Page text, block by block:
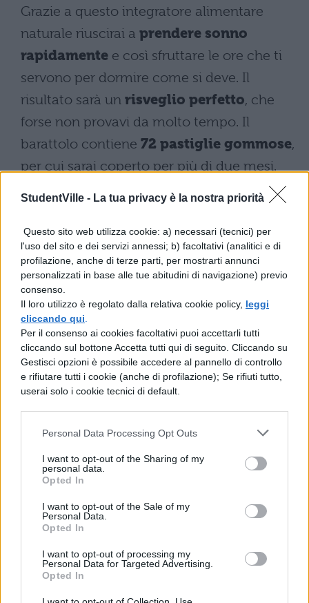
StudentVille - La tua privacy è la nostra priorità
Questo sito web utilizza cookie: a) necessari (tecnici) per
l'uso del sito e dei servizi annessi; b) facoltativi (analitici e di
profilazione, anche di terze parti, per mostrarti annunci
personalizzati in base alle tue abitudini di navigazione) previo
consenso.
Il loro utilizzo è regolato dalla relativa cookie policy, leggi
cliccando qui
Per il consenso ai cookies facoltativi puoi accettarli tutti
cliccando sul bottone Accetta tutti qui di seguito. Cliccando su
Gestisci opzioni è possibile accedere al pannello di controllo
e rifiutare tutti i cookie (anche di profilazione); Se rifiuti tutto,
userai solo i cookie tecnici di default.
Personal Data Processing Opt Outs
I want to opt-out of the Sharing of my
personal data.
Opted In
I want to opt-out of the Sale of my
Personal Data.
Opted In
I want to opt-out of processing my
Personal Data for Targeted Advertising.
Opted In
Grazie a questo integratore alimentare
naturale riuscirai a prendere sonno
rapidamente e così sfruttare le ore che ti
servono per dormire come si deve. Il
risultato sarà un risveglio perfetto, che
forse non provavi da molto tempo. Il
barattolo contiene 72 pastiglie gommose,
per cui sarai coperto per più di due mesi.
Ogni pastiglia contiene1 mg di
melatonina, che aiuta ad addormentarsi il
prima possibile. Poi contiene anche la
vitamina B6, lavaleriana,lacamomilla
lalavanda.Non possiede aromi artificiali e
quando è il caso di prendere una pastiglia.
Assumila circa30 minuti prima
di andare
a dormire per avere un effetto strepitoso.
Non c’è davvero tempo da perdere. In
questo momento puoi beneficiare di uno
sconto del 32%. Per cui dirigiti subito su
Amazon e